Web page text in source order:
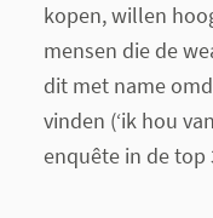
kopen, willen
mensen die de
dit met name
vinden (‘ik hou
enquête in de top